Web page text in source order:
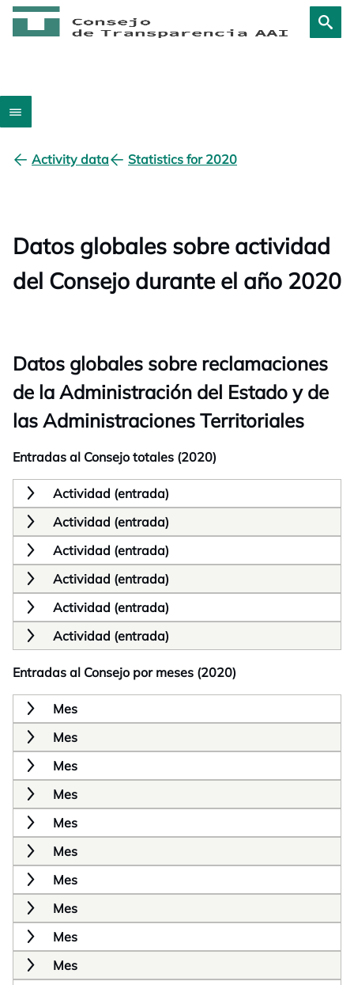
Activity data Statistics for 2020
Datos globales sobre actividad
del Consejo durante el año 2020
Datos globales sobre reclamaciones
de la Administración del Estado y de
las Administraciones Territoriales
Entradas al Consejo totales (2020)
Actividad (entrada)
Actividad (entrada)
Actividad (entrada)
Actividad (entrada)
Actividad (entrada)
Actividad (entrada)
Entradas al Consejo por meses (2020)
Mes
Mes
Mes
Mes
Mes
Mes
Mes
Mes
Mes
Mes